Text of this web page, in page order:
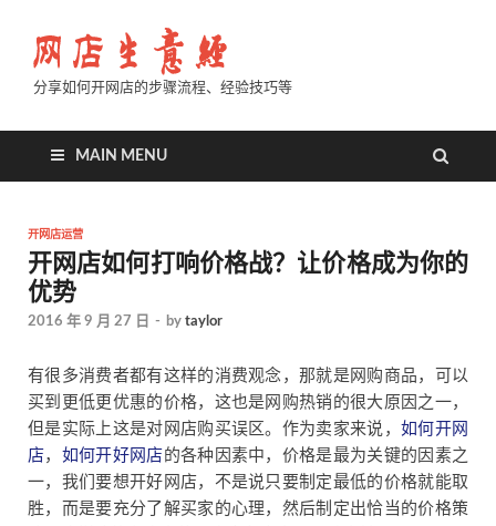
分享如何开网店的步骤流程、经验技巧等
MAIN MENU
开网店运营
开网店如何打响价格战？让价格成为你的
优势
2016 年 9 月 27 日 - by taylor
有很多消费者都有这样的消费观念，那就是网购商品，可以
买到更低更优惠的价格，这也是网购热销的很大原因之一，
但是实际上这是对网店购买误区。作为卖家来说，如何开网
店 ， 如何开好网店 的各种因素中，价格是最为关键的因素之
一，我们要想开好网店，不是说只要制定最低的价格就能取
胜，而是要充分了解买家的心理，然后制定出恰当的价格策